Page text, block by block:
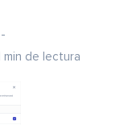
min de lectura